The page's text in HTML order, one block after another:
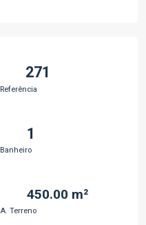
271
Referência
1
Banheiro
450.00 m²
A. Terreno